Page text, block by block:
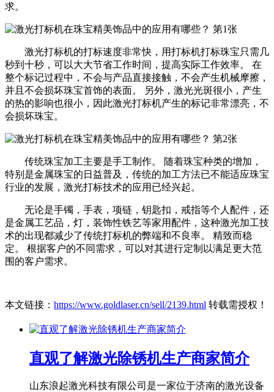
求。
激光打标机的打标速度非常快，用打标机打标珠宝只需几
秒到十秒，可以大大节省工作时间，提高实际工作效率。 在
整个标记过程中，不会与产品直接接触，不会产生机械摩擦，
并且不会损坏珠宝首饰的表面。 另外，激光光斑很小，产生
的热的影响也很小，因此激光打标机产生的标记非常漂亮，不
会损坏珠宝。
传统珠宝加工主要是手工制作。 随着珠宝种类的增加，
特别是金属珠宝的日益普及，传统的加工方法已不能适应珠宝
行业的发展，激光打标技术的应用已经兴起。
无论是手镯，手表，项链，钥匙扣，戒指等个人配件，还
是金属工艺品，灯，装饰性铁艺等家用配件，这种激光加工技
术的出现都减少了传统打标机的弊端和不良率。 精致而稳
定。 根据客户的不同需求，可以对其进行定制以满足更大范
围的客户需求。
本文链接： https://www.goldlaser.cn/sell/2139.html 转载需授权！
直观了解激光除锈机生产商家简介
山东浪起激光科技有限公司是一家位于济南的激光设备